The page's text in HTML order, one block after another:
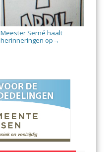
Meester Serné haalt
herinneringen op →